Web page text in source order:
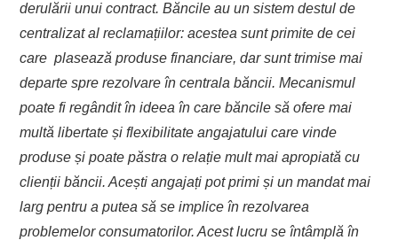
derulării unui contract. Băncile au un sistem destul de
centralizat al reclamațiilor: acestea sunt primite de cei
care plasează produse financiare, dar sunt trimise mai
departe spre rezolvare în centrala băncii. Mecanismul
poate fi regândit în ideea în care băncile să ofere mai
multă libertate și flexibilitate angajatului care vinde
produse și poate păstra o relație mult mai apropiată cu
clienții băncii. Acești angajați pot primi și un mandat mai
larg pentru a putea să se implice în rezolvarea
problemelor consumatorilor. Acest lucru se întâmplă în